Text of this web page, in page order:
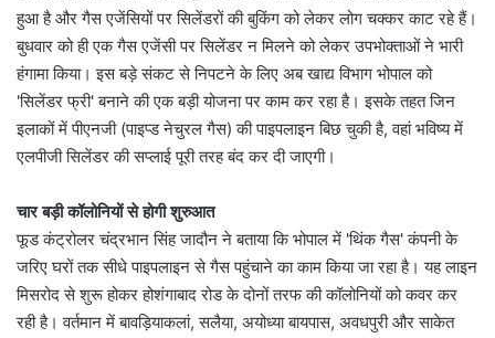
हुआ है और गैस एजेंसियों पर सिलेंडरों की बुकिंग को लेकर लोग चक्कर काट रहे हैं।
बुधवार को ही एक गैस एजेंसी पर सिलेंडर न मिलने को लेकर उपभोक्ताओं ने भारी
हंगामा किया। इस बड़े संकट से निपटने के लिए अब खाद्य विभाग भोपाल को
'सिलेंडर फ्री' बनाने की एक बड़ी योजना पर काम कर रहा है। इसके तहत जिन
इलाकों में पीएनजी (पाइप्ड नेचुरल गैस) की पाइपलाइन बिछ चुकी है, वहां भविष्य में
एलपीजी सिलेंडर की सप्लाई पूरी तरह बंद कर दी जाएगी।
चार बड़ी कॉलोनियों से होगी शुरुआत
फूड कंट्रोलर चंद्रभान सिंह जादौन ने बताया कि भोपाल में 'थिंक गैस' कंपनी के
जरिए घरों तक सीधे पाइपलाइन से गैस पहुंचाने का काम किया जा रहा है। यह लाइन
मिसरोद से शुरू होकर होशंगाबाद रोड के दोनों तरफ की कॉलोनियों को कवर कर
रही है। वर्तमान में बावड़ियाकलां, सलैया, अयोध्या बायपास, अवधपुरी और साकेत